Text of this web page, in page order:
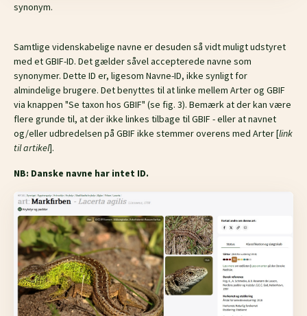
synonym.
Samtlige videnskabelige navne er desuden så vidt muligt udstyret
med et GBIF-ID. Det gælder såvel accepterede navne som
synonymer. Dette ID er, ligesom Navne-ID, ikke synligt for
almindelige brugere. Det benyttes til at linke mellem Arter og GBIF
via knappen "Se taxon hos GBIF" (se fig. 3). Bemærk at der kan være
flere grunde til, at der ikke linkes tilbage til GBIF - eller at navnet
og/eller udbredelsen på GBIF ikke stemmer overens med Arter [link
til artikel].
NB: Danske navne har intet ID.